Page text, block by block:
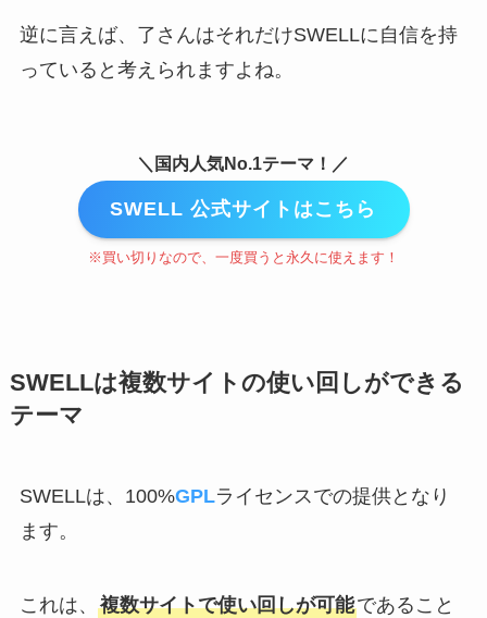
逆に言えば、了さんはそれだけSWELLに自信を持
っていると考えられますよね。
＼国内人気No.1テーマ！／
SWELL 公式サイトはこちら
※買い切りなので、一度買うと永久に使えます！
SWELLは複数サイトの使い回しができる
テーマ
SWELLは、100%GPLライセンスでの提供となり
ます。
これは、 複数サイトで使い回しが可能であること